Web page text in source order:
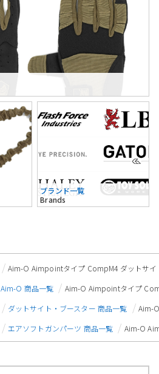
ブランド一覧
Brands
Aim-O Aimpointタイプ CompM4 ダットサイ
Aim-O 商品一覧
Aim-O Aimpointタイプ
ダットサイト・ブースター 商品一覧
Aim-
エアソフトガンパーツ 商品一覧 Aim-O